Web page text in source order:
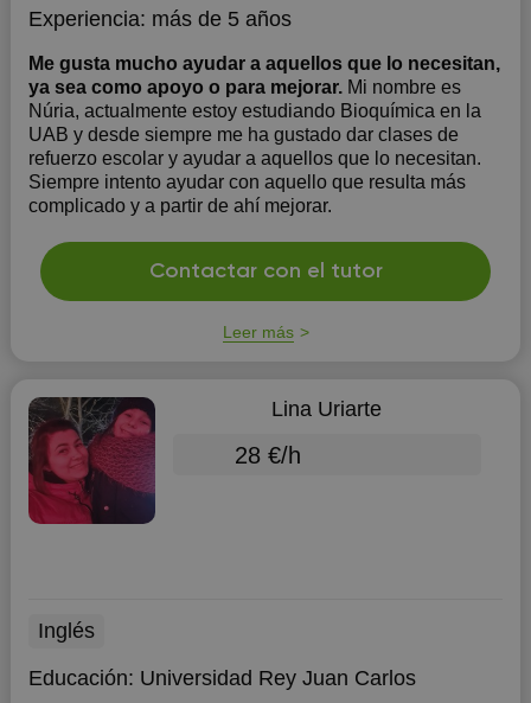
Experiencia: más de 5 años
Me gusta mucho ayudar a aquellos que lo necesitan,
ya sea como apoyo o para mejorar. Mi nombre es
Núria, actualmente estoy estudiando Bioquímica en la
UAB y desde siempre me ha gustado dar clases de
refuerzo escolar y ayudar a aquellos que lo necesitan.
Siempre intento ayudar con aquello que resulta más
complicado y a partir de ahí mejorar.
Contactar con el tutor
Leer más
Lina Uriarte
28 €/h
Inglés
Educación: Universidad Rey Juan Carlos